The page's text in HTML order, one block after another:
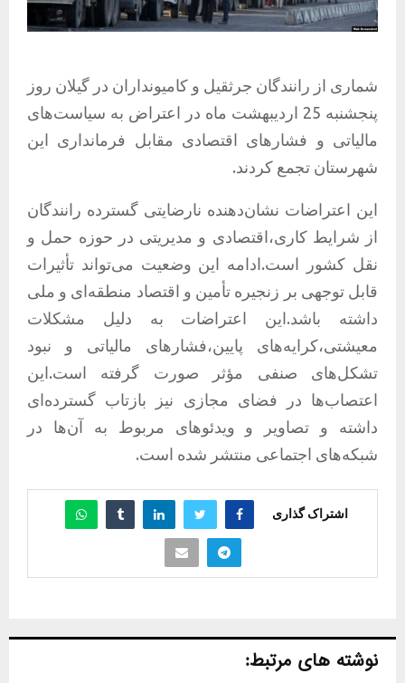
شماری از رانندگان جرثقیل و کامیونداران در گیلان روز
پنجشنبه 25 اردیبهشت ماه در اعتراض به سیاست‌های
مالیاتی و فشارهای اقتصادی مقابل فرمانداری این
شهرستان تجمع کردند.
این اعتراضات نشان‌دهنده نارضایتی گسترده رانندگان
از شرایط کاری،اقتصادی و مدیریتی در حوزه حمل ‌و
نقل کشور است.ادامه این وضعیت می‌تواند تأثیرات
قابل توجهی بر زنجیره تأمین و اقتصاد منطقه‌ای و ملی
داشته باشد.این اعتراضات به دلیل مشکلات
معیشتی،کرایه‌های پایین،فشارهای مالیاتی و نبود
تشکل‌های صنفی مؤثر صورت گرفته است.این
اعتصاب‌ها در فضای مجازی نیز بازتاب گسترده‌ای
داشته و تصاویر و ویدئوهای مربوط به آن‌ها در
شبکه‌های اجتماعی منتشر شده است.
اشتراک گذاری
نوشته های مرتبط: